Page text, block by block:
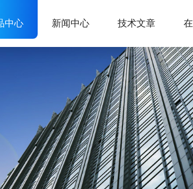
中心 新闻中心 技术文章